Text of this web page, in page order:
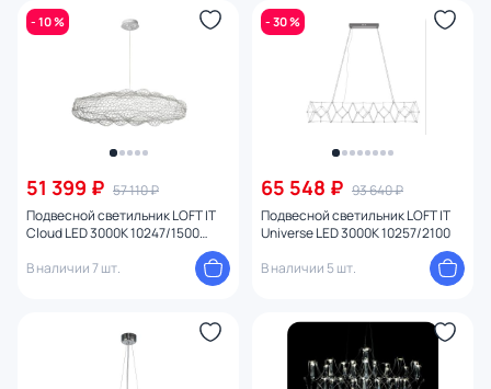
- 10 %
51 399 ₽ 57 110 ₽
Подвесной светильник LOFT IT
Cloud LED 3000K 10247/1500
В наличии 7 шт.
- 30 %
65 548 ₽ 93 640 ₽
Подвесной светильник LOFT IT
Universe LED 3000K 10257/2100
В наличии 5 шт.